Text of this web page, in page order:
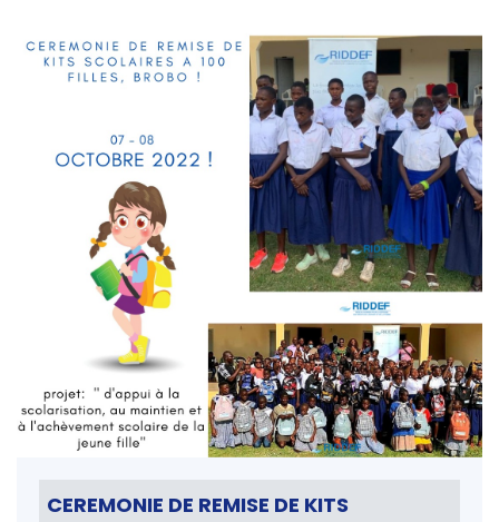
CEREMONIE DE REMISE DE KITS